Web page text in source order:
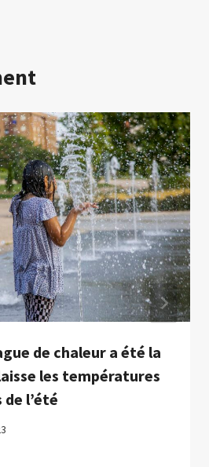
de chaleur a été la
les températures
de l’été